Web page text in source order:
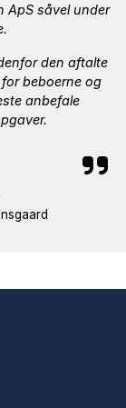
ApS såvel under
den aftalte
beboerne og
anbefale